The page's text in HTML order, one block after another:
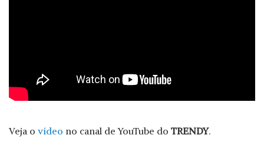
Veja o vídeo no canal de YouTube do TRENDY.